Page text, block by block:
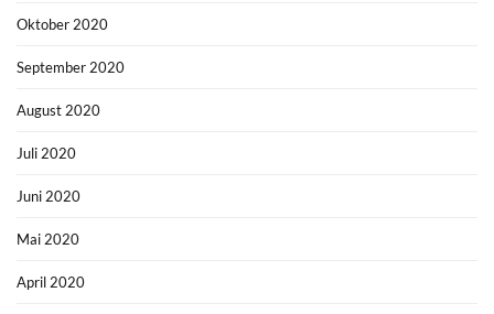
Oktober 2020
September 2020
August 2020
Juli 2020
Juni 2020
Mai 2020
April 2020